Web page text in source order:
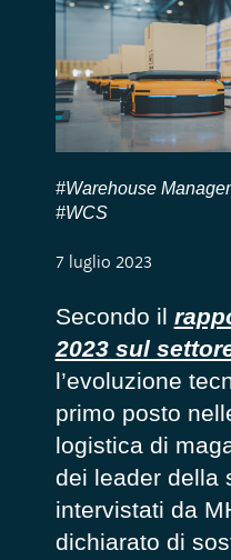
#Warehouse
#WCS
7 luglio 2023
Secondo il
2023 sul
l’evoluzione
primo posto
logistica di
dei leader della
intervistati da
dichiarato di